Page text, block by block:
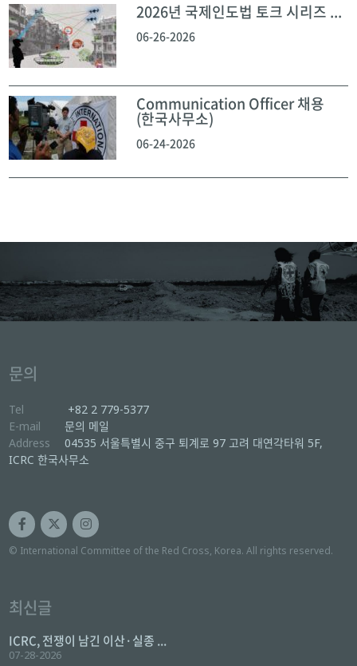
2026년 국제인도법 토크 시리즈 ...
06-26-2026
Communication Officer 채용
(한국사무소)
06-24-2026
문의
Tel
+82 2 779-5377
E-mail
문의 메일
Address
04535 서울특별시 중구 퇴계로 97 고려 대연각타워 5F,
ICRC 한국사무소
© International Committee of the Red Cross, Korea. All rights reserved.
최신글
ICRC, 전쟁이 남긴 이산·실종 ...
07-28-2026